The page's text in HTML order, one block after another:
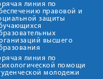
линия по
правовой и
защиты
высшего
линия по
помощи
молодежи